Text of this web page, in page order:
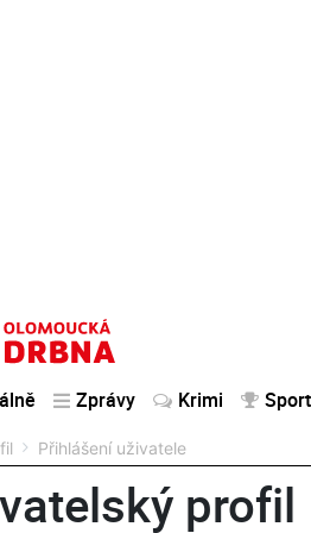
Zprávy Krimi Sport
Přihlášení uživatele
profil